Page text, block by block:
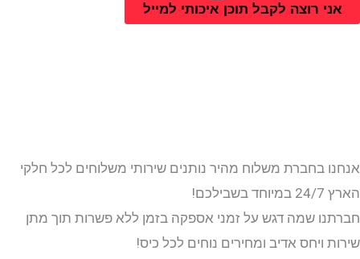
אני רוצה לקבל תוכן איכותי למייל
אנחנו בחברת משלוח מהיר נותנים שירותי משלוחים לכל חלקי
הארץ 24/7 במיוחד בשבילכם!
חברתנו שמה דגש על זמני אספקה בזמן ללא פשרות תוך מתן
שירות ויחס אדיב ומחירים נוחים לכל כיס!